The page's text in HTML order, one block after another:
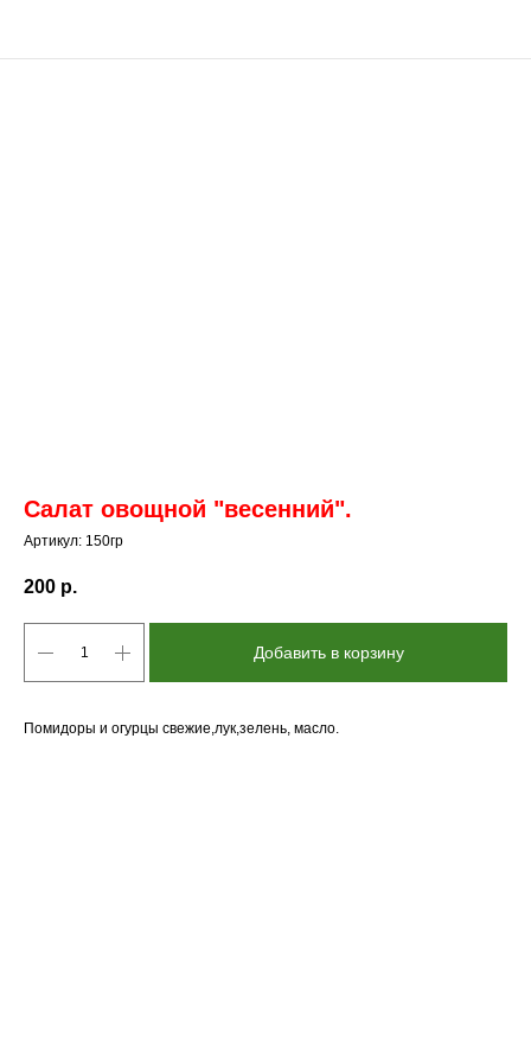
Салат овощной "весенний".
Артикул: 150гр
200 р.
Добавить в корзину
Помидоры и огурцы свежие,лук,зелень, масло.